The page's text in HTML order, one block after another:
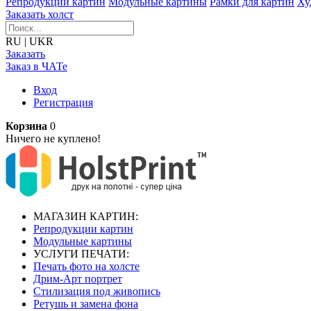
Заказать холст
RU | UKR
Заказать
Заказ в ЧАТе
Вход
Регистрация
Корзина 0
Ничего не куплено!
МАГАЗИН КАРТИН:
Репродукции картин
Модульные картины
УСЛУГИ ПЕЧАТИ:
Печать фото на холсте
Дрим-Арт портрет
Стилизация под живопись
Ретушь и замена фона